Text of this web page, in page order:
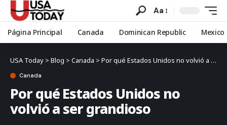
Aa
Página Principal Canada Dominican Republic Mexico
USA Today > Blog > Canada > Por qué Estados Unidos no volvió a ser grandioso
Canada
Por qué Estados Unidos no
volvió a ser grandioso